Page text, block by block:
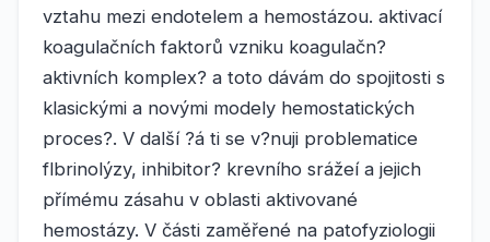
vztahu mezi endotelem a hemostázou. aktivací
koagulačních faktorů vzniku koagulačn?
aktivních komplex? a toto dávám do spojitosti s
klasickými a novými modely hemostatických
proces?. V další ?á ti se v?nuji problematice
flbrinolýzy, inhibitor? krevního srážeí a jejich
přímému zásahu v oblasti aktivované
hemostázy. V části zaměřené na patofyziologii